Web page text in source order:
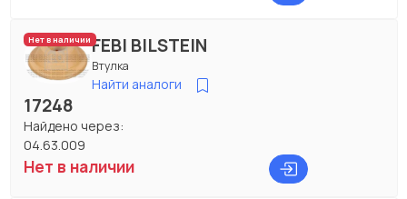
Нет в наличииFEBI BILSTEIN
Втулка
Найти аналоги
17248
Найдено через:
04.63.009
Нет в наличии